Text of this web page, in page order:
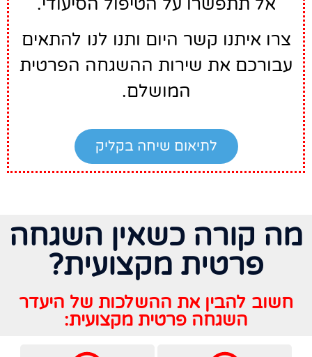
צרו איתנו קשר היום ותנו לנו להתאים
עבורכם את שירות ההשגחה הפרטית
המושלם.
לתיאום שיחה בקליק
מה קורה כשאין השגחה
פרטית מקצועית?
חשוב להבין את ההשלכות של היעדר
השגחה פרטית מקצועית: